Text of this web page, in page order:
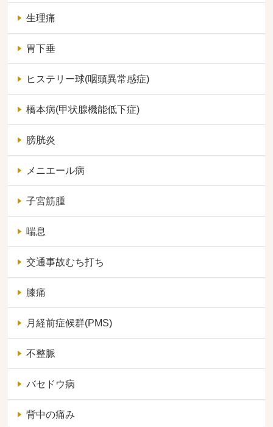
生理痛
胃下垂
ヒステリー球(咽頭異常感症)
橋本病(甲状腺機能低下症)
膀胱炎
メニエール病
子宮筋腫
喘息
交通事故むち打ち
膝痛
月経前症候群(PMS)
不整脈
バセドウ病
背中の痛み